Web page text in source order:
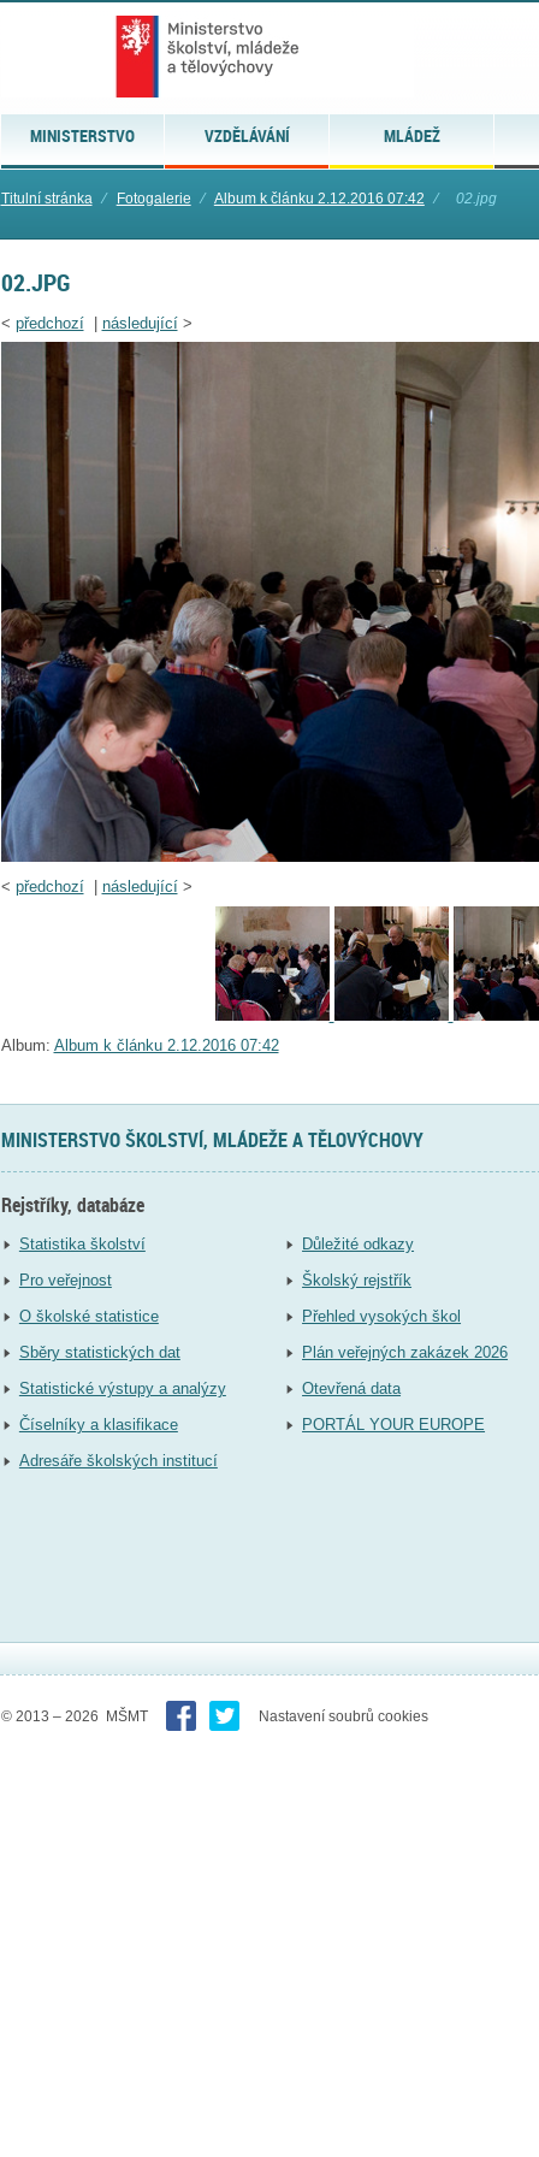
MINISTERSTVO VZDĚLÁVÁNÍ MLÁDEŽ
Titulní stránka ⁄ Fotogalerie ⁄ Album k článku 2.12.2016 07:42 ⁄ 02.jpg
02.JPG
< předchozí| následující>
< předchozí| následující>
Album: Album k článku 2.12.2016 07:42
MINISTERSTVO ŠKOLSTVÍ, MLÁDEŽE A TĚLOVÝCHOVY
Rejstříky, databáze
Statistika školství
Pro veřejnost
O školské statistice
Sběry statistických dat
Statistické výstupy a analýzy
Číselníky a klasifikace
Adresáře školských institucí
Důležité odkazy
Školský rejstřík
Přehled vysokých škol
Plán veřejných zakázek 2026
Otevřená data
PORTÁL YOUR EUROPE
© 2013 – 2026 MŠMT Nastavení soubrů cookies